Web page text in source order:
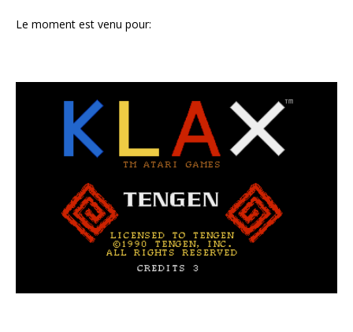
Le moment est venu pour: